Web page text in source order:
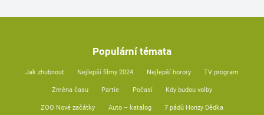
Populární témata
Jak zhubnout Nejlepší filmy 2024 Nejlepší horory TV program
Změna času Partie Počasí Kdy budou volby
ZOO Nové začátky Auto – katalog 7 pádů Honzy Dědka